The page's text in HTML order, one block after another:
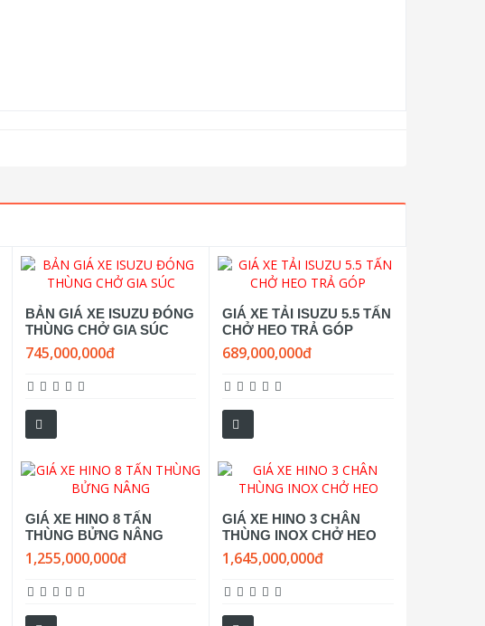
BẢN GIÁ XE ISUZU ĐÓNG
THÙNG CHỞ GIA SÚC
745,000,000đ
GIÁ XE TẢI ISUZU 5.5 TẤN
CHỞ HEO TRẢ GÓP
689,000,000đ
GIÁ XE HINO 8 TẤN
THÙNG BỬNG NÂNG
1,255,000,000đ
GIÁ XE HINO 3 CHÂN
THÙNG INOX CHỞ HEO
1,645,000,000đ